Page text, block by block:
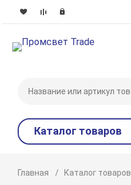
Каталог товаров
Главная Каталог товаров